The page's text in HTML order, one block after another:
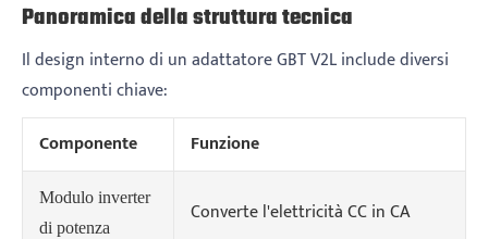
Panoramica della struttura tecnica
Il design interno di un adattatore GBT V2L include diversi
componenti chiave:
Componente
Funzione
Modulo inverter
di potenza
Converte l'elettricità CC in CA